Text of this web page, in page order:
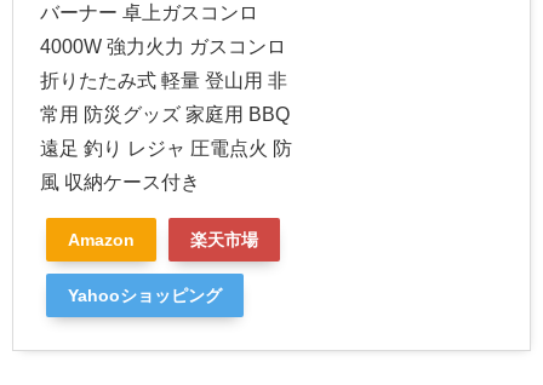
バーナー 卓上ガスコンロ
4000W 強力火力 ガスコンロ
折りたたみ式 軽量 登山用 非
常用 防災グッズ 家庭用 BBQ
遠足 釣り レジャ 圧電点火 防
風 収納ケース付き
Amazon 楽天市場
Yahooショッピング